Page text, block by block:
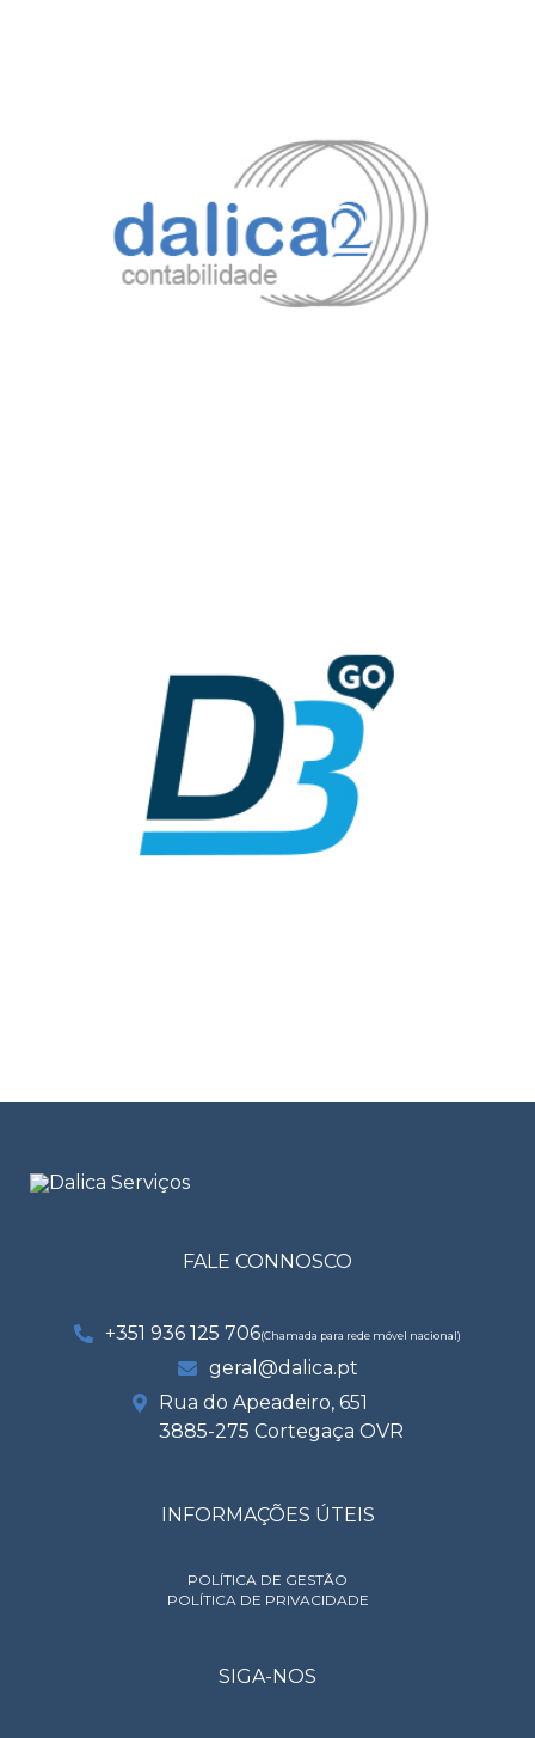
FALE CONNOSCO
+351 936 125 706(Chamada para rede móvel nacional)
geral@dalica.pt
Rua do Apeadeiro, 651
3885-275 Cortegaça OVR
INFORMAÇÕES ÚTEIS
POLÍTICA DE GESTÃO
POLÍTICA DE PRIVACIDADE
SIGA-NOS